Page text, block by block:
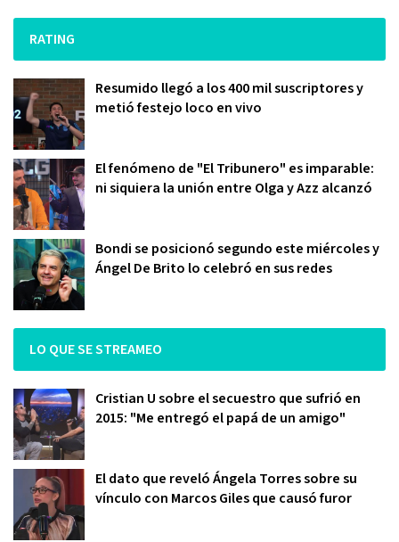
RATING
Resumido llegó a los 400 mil suscriptores y
metió festejo loco en vivo
El fenómeno de "El Tribunero" es imparable:
ni siquiera la unión entre Olga y Azz alcanzó
Bondi se posicionó segundo este miércoles y
Ángel De Brito lo celebró en sus redes
LO QUE SE STREAMEO
Cristian U sobre el secuestro que sufrió en
2015: "Me entregó el papá de un amigo"
El dato que reveló Ángela Torres sobre su
vínculo con Marcos Giles que causó furor